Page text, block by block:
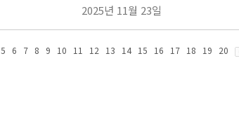
2025년 11월 23일
5 6 7 8 9 10 11 12 13 14 15 16 17 18 19 20